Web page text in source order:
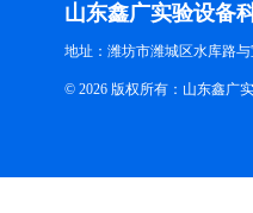
山东鑫广实验设备
地址：潍坊市潍城区水库路
© 2026 版权所有：山东鑫广